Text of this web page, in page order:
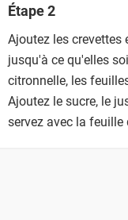
Étape 2
Ajoutez les crevettes
jusqu'à ce qu'elles
citronnelle, les
Ajoutez le sucre, le
servez avec la